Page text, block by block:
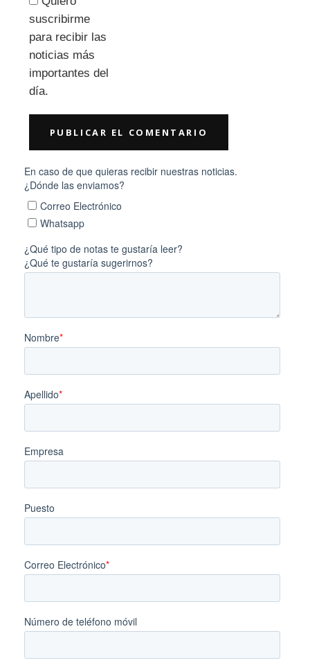
suscribirme
para recibir las
noticias más
importantes del
día.